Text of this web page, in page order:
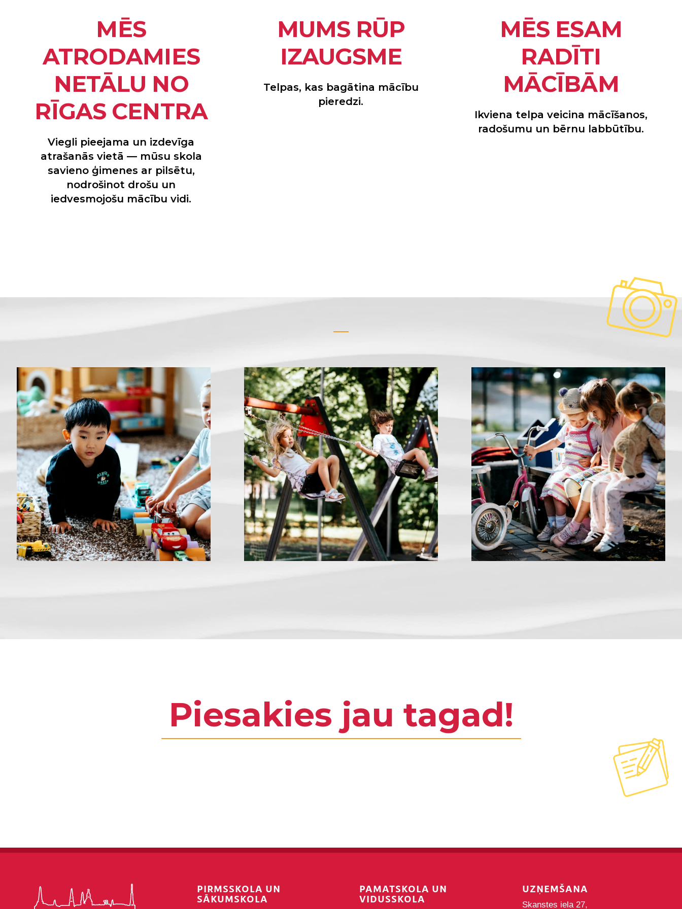
MĒS
ATRODAMIES
NETĀLU NO
RĪGAS CENTRA
Viegli pieejama un izdevīga
atrašanās vietā — mūsu skola
savieno ģimenes ar pilsētu,
nodrošinot drošu un
iedvesmojošu mācību vidi.
MUMS RŪP
IZAUGSME
Telpas, kas bagātina mācību
pieredzi.
MĒS ESAM
RADĪTI
MĀCĪBĀM
Ikviena telpa veicina mācīšanos,
radošumu un bērnu labbūtību.
Piesakies jau tagad!
PIRMSSKOLA UN
SĀKUMSKOLA
PAMATSKOLA UN
VIDUSSKOLA
UZŅEMŠANA
Skanstes iela 27,